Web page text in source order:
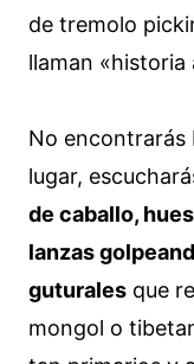
de tremolo
llaman «historia
No encontrarás
lugar,
de caballo,
lanzas
guturales que
mongol o